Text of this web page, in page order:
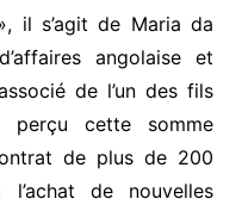
il s’agit de Maria da
angolaise et
de l’un des fils
perçu cette somme
de plus de 200
l’achat de nouvelles